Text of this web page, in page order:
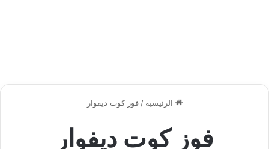
الرئيسية / فوز كوت ديفوار
فوز كوت ديفوار